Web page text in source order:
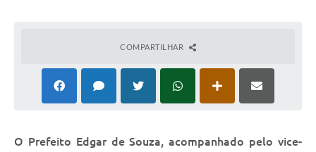
Infraestrutura
Saúde
COMPARTILHAR
O Prefeito Edgar de Souza, acompanhado pelo vice-